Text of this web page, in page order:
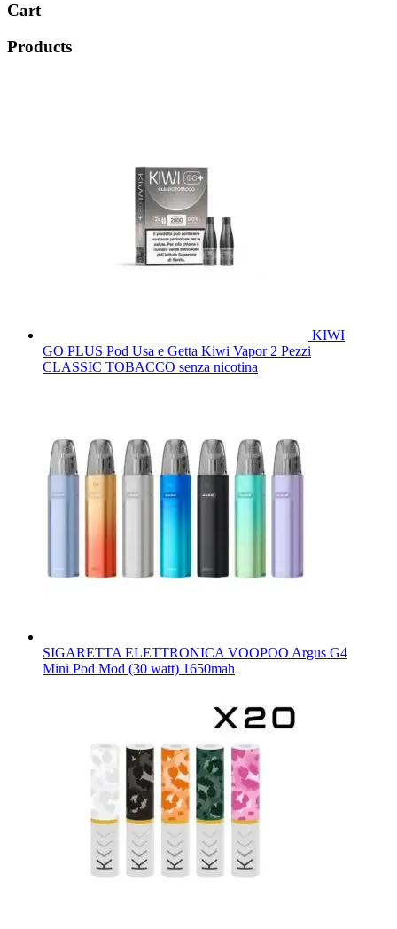
Cart
Products
KIWI
GO PLUS Pod Usa e Getta Kiwi Vapor 2 Pezzi
CLASSIC TOBACCO senza nicotina
SIGARETTA ELETTRONICA VOOPOO Argus G4
Mini Pod Mod (30 watt) 1650mah